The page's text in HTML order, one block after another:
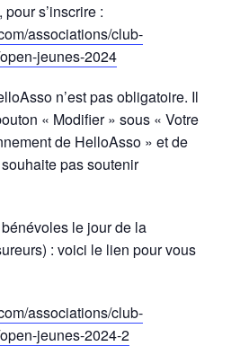
s’inscrire :
associations/club-
jeunes-2024
n’est pas obligatoire. Il
« Modifier » sous « Votre
de HelloAsso » et de
pas soutenir
le jour de la
: voici le lien pour vous
associations/club-
jeunes-2024-2